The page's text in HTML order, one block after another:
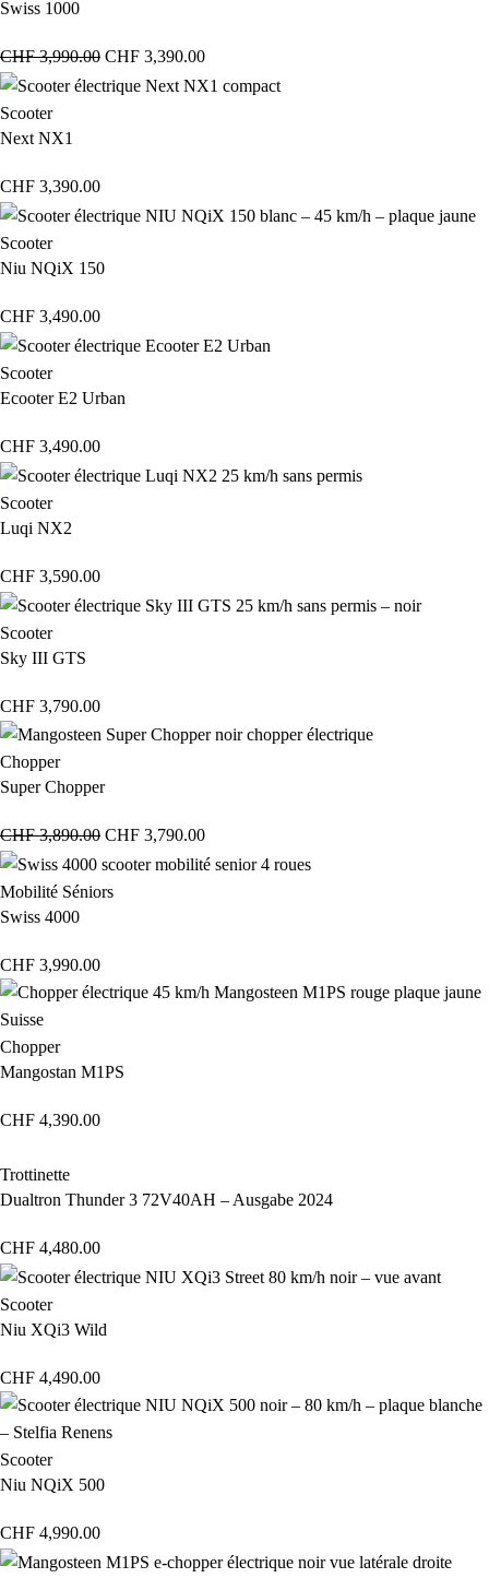
Swiss 1000
CHF3,990.00 CHF 3,390.00
Scooter
Next NX1
CHF 3,390.00
Scooter
Niu NQiX 150
CHF 3,490.00
Scooter
Ecooter E2 Urban
CHF 3,490.00
Scooter
Luqi NX2
CHF 3,590.00
Scooter
Sky III GTS
CHF 3,790.00
Chopper
Super Chopper
CHF3,890.00 CHF 3,790.00
Mobilité Séniors
Swiss 4000
CHF 3,990.00
Chopper
Mangostan M1PS
CHF 4,390.00
Trottinette
Dualtron Thunder 3 72V40AH – Ausgabe 2024
CHF 4,480.00
Scooter
Niu XQi3 Wild
CHF 4,490.00
Scooter
Niu NQiX 500
CHF 4,990.00